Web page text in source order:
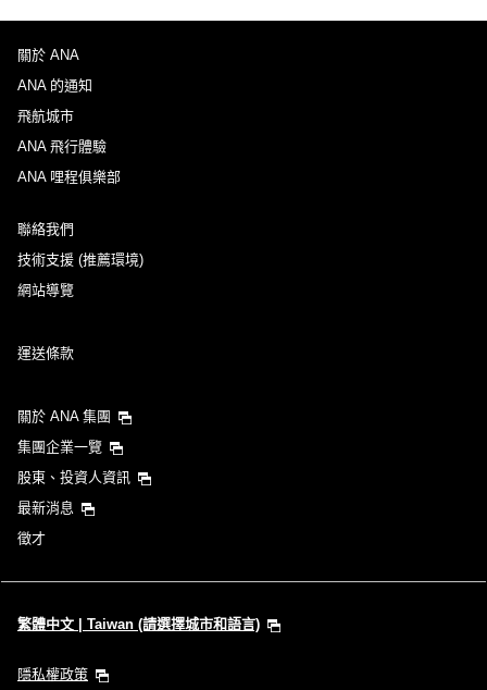
關於 ANA
ANA 的通知
飛航城市
ANA 飛行體驗
ANA 哩程俱樂部
聯絡我們
技術支援 (推薦環境)
網站導覽
運送條款
關於 ANA 集團
集團企業一覽
股東、投資人資訊
最新消息
徵才
繁體中文 | Taiwan (請選擇城市和語言)
隱私權政策